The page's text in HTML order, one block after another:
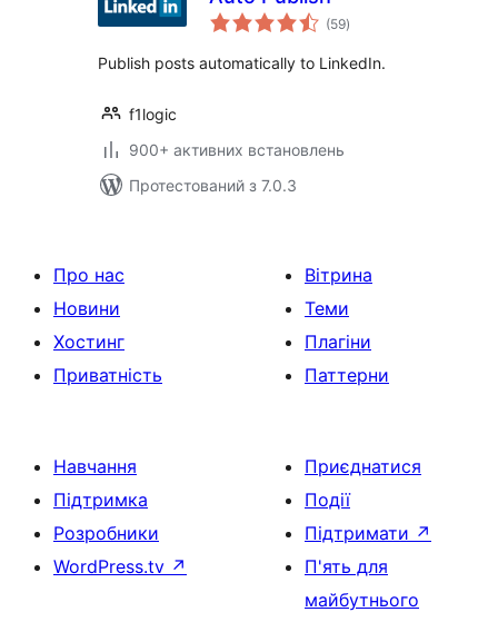
(59загальний
рейтинг
)
Publish posts automatically to LinkedIn.
f1logic
900+ активних встановлень
Протестований з 7.0.3
Про нас
Новини
Хостинг
Приватність
Вітрина
Теми
Плагіни
Паттерни
Навчання
Підтримка
Розробники
WordPress.tv ↗
Приєднатися
Події
Підтримати ↗
П'ять для
майбутнього